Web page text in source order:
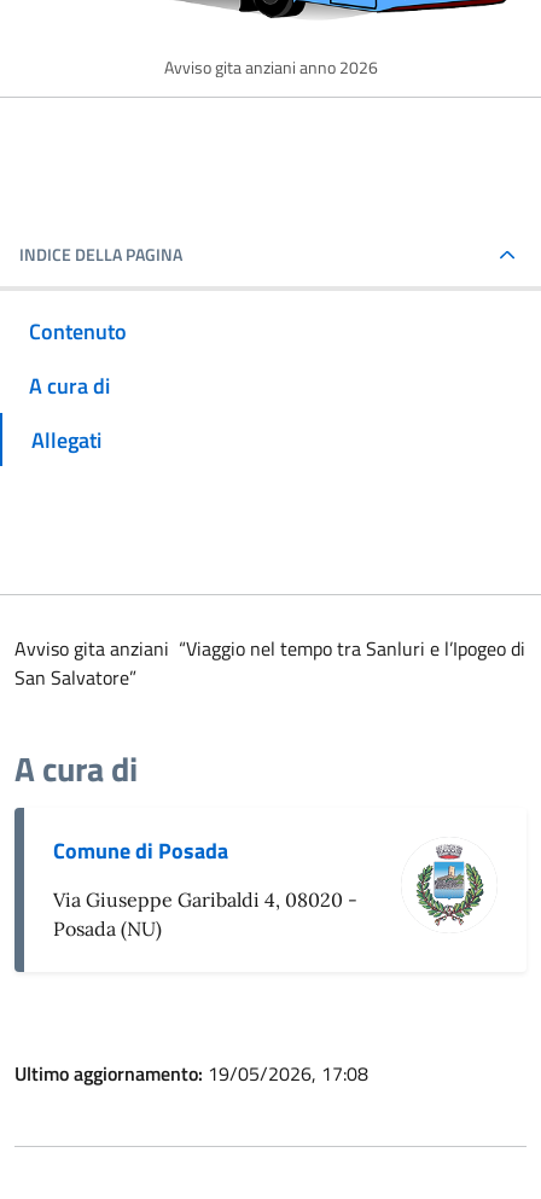
Avviso gita anziani anno 2026
INDICE DELLA PAGINA
Contenuto
A cura di
Allegati
Avviso gita anziani “Viaggio nel tempo tra Sanluri e l’Ipogeo di
San Salvatore”
A cura di
Comune di Posada
Via Giuseppe Garibaldi 4, 08020 -
Posada (NU)
Ultimo aggiornamento: 19/05/2026, 17:08